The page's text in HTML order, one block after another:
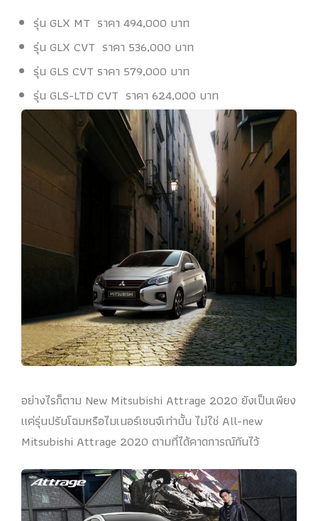
รุ่น GLX MT ราคา 494,000 บาท
รุ่น GLX CVT ราคา 536,000 บาท
รุ่น GLS CVT ราคา 579,000 บาท
รุ่น GLS-LTD CVT ราคา 624,000 บาท
อย่างไรก็ตาม New Mitsubishi Attrage 2020 ยังเป็นเพียง
แค่รุ่นปรับโฉมหรือไมเนอร์เชนจ์เท่านั้น ไม่ใช่ All-new
Mitsubishi Attrage 2020 ตามที่ได้คาดการณ์กันไว้